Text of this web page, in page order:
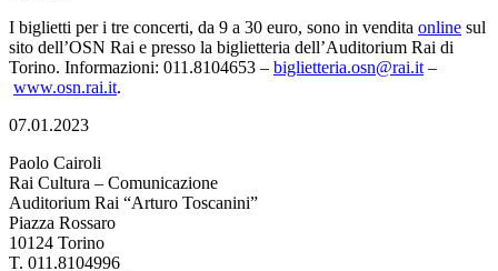
I biglietti per i tre concerti, da 9 a 30 euro, sono in vendita online sul
sito dell’OSN Rai e presso la biglietteria dell’Auditorium Rai di
Torino. Informazioni: 011.8104653 – biglietteria.osn@rai.it –
www.osn.rai.it.
07.01.2023
Paolo Cairoli
Rai Cultura – Comunicazione
Auditorium Rai “Arturo Toscanini”
Piazza Rossaro
10124 Torino
T. 011.8104996